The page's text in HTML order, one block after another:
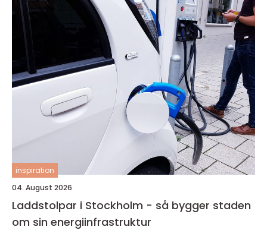
inspiration
04. August 2026
Laddstolpar i Stockholm - så bygger staden
om sin energiinfrastruktur